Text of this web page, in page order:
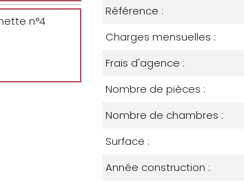
Référence :
Charges mensuelles :
Frais d'agence :
Nombre de pièces :
Nombre de chambres :
Surface :
Année construction :